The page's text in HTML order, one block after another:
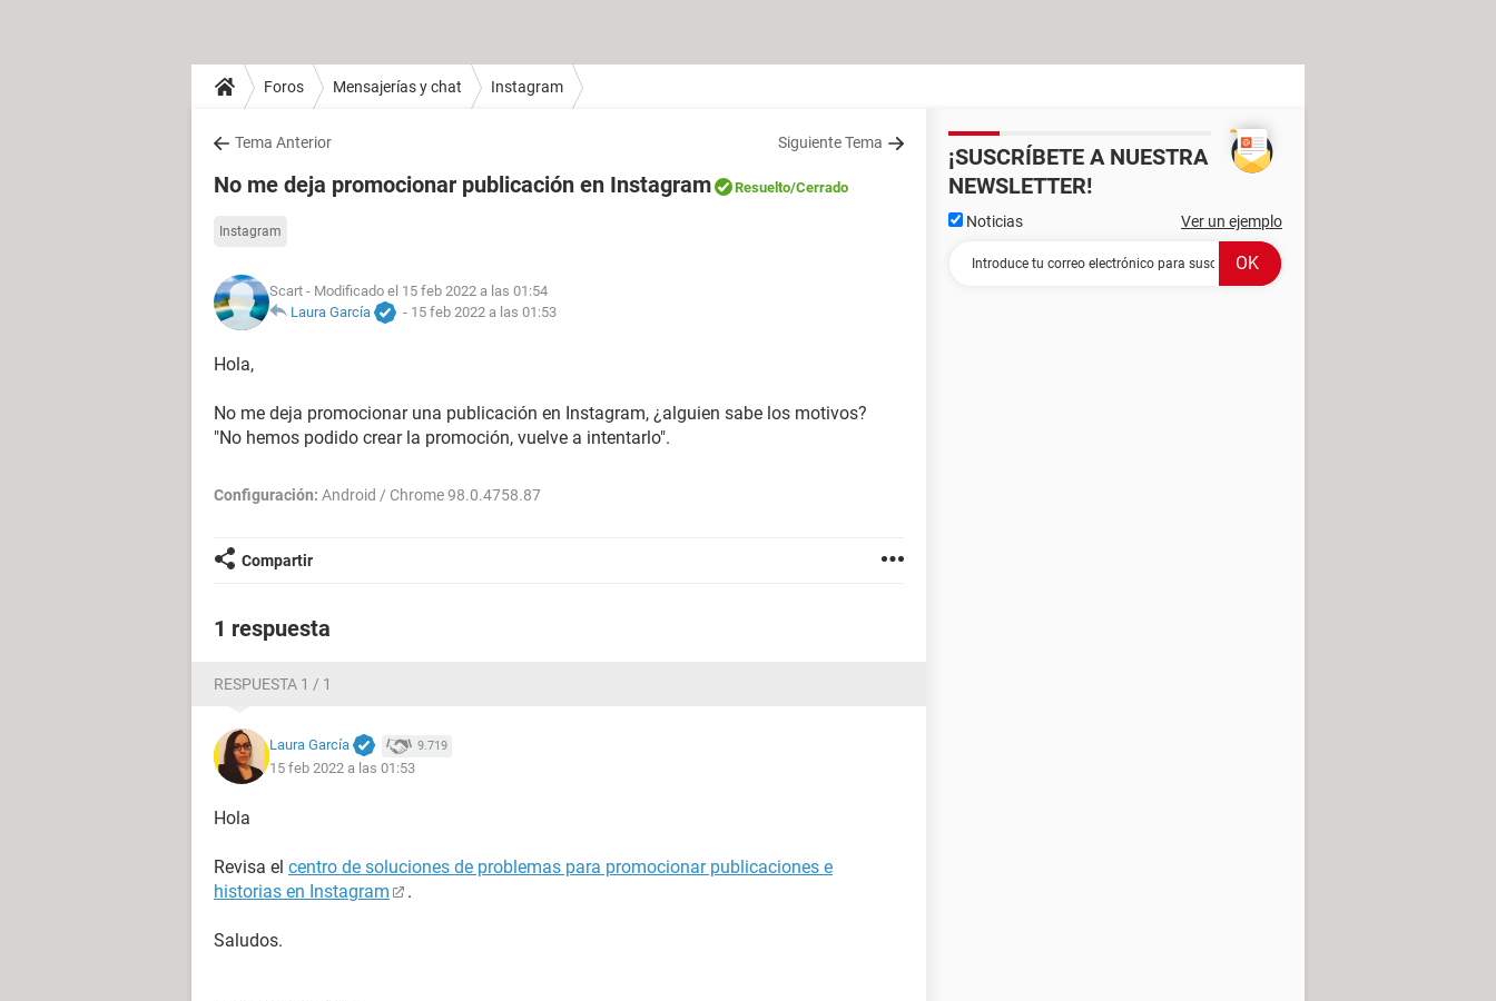
Foros Mensajerías y chat Instagram
Tema Anterior Siguiente Tema
No me deja promocionar publicación en Instagram Resuelto/Cerrado
Instagram
Scart - Modificado el 15 feb 2022 a las 01:54
Laura García
- 15 feb 2022 a las 01:53
Hola,
No me deja promocionar una publicación en Instagram, ¿alguien sabe los motivos?
"No hemos podido crear la promoción, vuelve a intentarlo".
Configuración: Android / Chrome 98.0.4758.87
Compartir
1 respuesta
RESPUESTA 1 / 1
Laura García 9.719
15 feb 2022 a las 01:53
Hola
Revisa el centro de soluciones de problemas para promocionar publicaciones e
historias en Instagram
.
Saludos.
¡SUSCRÍBETE A NUESTRA
NEWSLETTER!
Noticias Ver un ejemplo